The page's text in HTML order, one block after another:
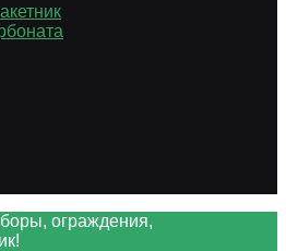
ограждения,